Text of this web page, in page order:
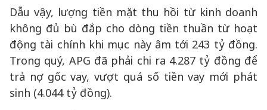
Dẫu vậy, lượng tiền mặt thu hồi từ kinh doanh
không đủ bù đắp cho dòng tiền thuần từ hoạt
động tài chính khi mục này âm tới 243 tỷ đồng.
Trong quý, APG đã phải chi ra 4.287 tỷ đồng để
trả nợ gốc vay, vượt quá số tiền vay mới phát
sinh (4.044 tỷ đồng).